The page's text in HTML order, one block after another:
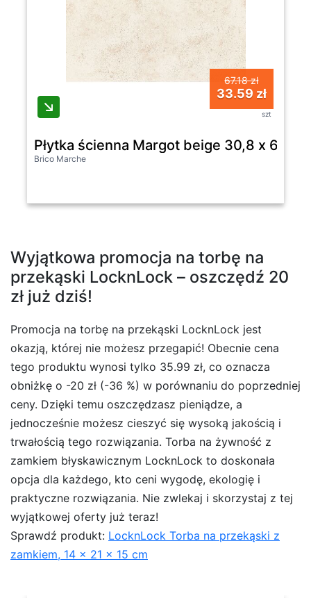
67.18 zł
33.59 zł
szt
Płytka ścienna Margot beige 30,8 x 60,8
Brico Marche
Wyjątkowa promocja na torbę na
przekąski LocknLock – oszczędź 20
zł już dziś!
Promocja na torbę na przekąski LocknLock jest
okazją, której nie możesz przegapić! Obecnie cena
tego produktu wynosi tylko 35.99 zł, co oznacza
obniżkę o -20 zł (-36 %) w porównaniu do poprzedniej
ceny. Dzięki temu oszczędzasz pieniądze, a
jednocześnie możesz cieszyć się wysoką jakością i
trwałością tego rozwiązania. Torba na żywność z
zamkiem błyskawicznym LocknLock to doskonała
opcja dla każdego, kto ceni wygodę, ekologię i
praktyczne rozwiązania. Nie zwlekaj i skorzystaj z tej
wyjątkowej oferty już teraz!
Sprawdź produkt: LocknLock Torba na przekąski z
zamkiem, 14 x 21 x 15 cm